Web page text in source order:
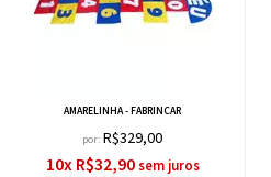
AMARELINHA - FABRINCAR
por: R$329,00
10x R$32,90